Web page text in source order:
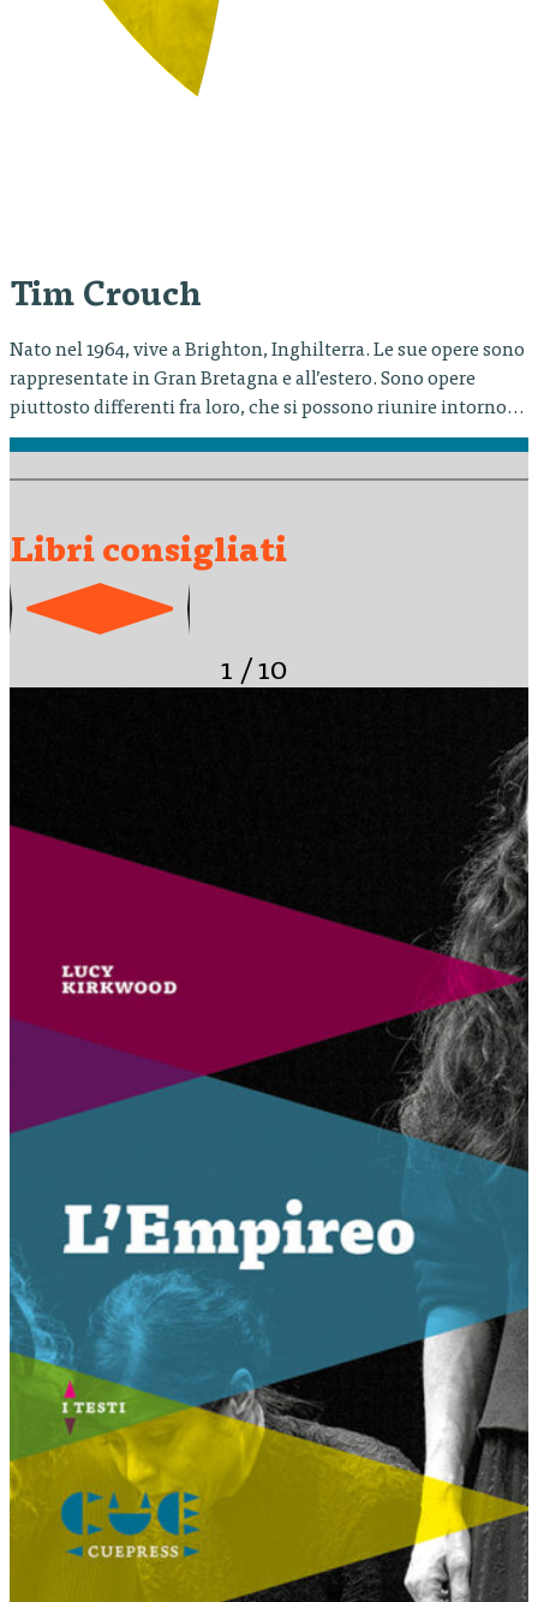
Tim Crouch
Nato nel 1964, vive a Brighton, Inghilterra. Le sue opere sono
rappresentate in Gran Bretagna e all’estero. Sono opere
piuttosto differenti fra loro, che si possono riunire intorno
all’idea di un’instancabile sperimentazione di forme teatrali
Libri consigliati
1 / 10